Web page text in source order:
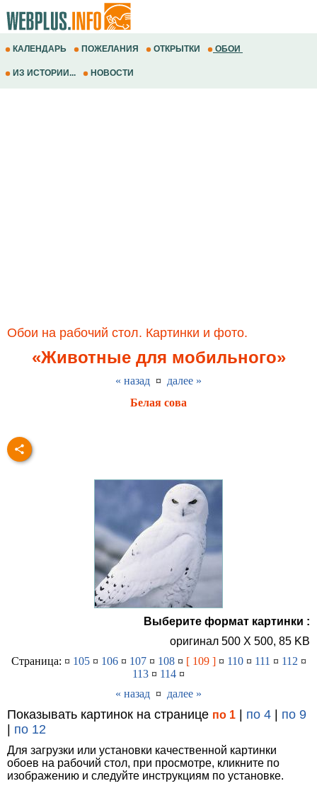
КАЛЕНДАРЬ ПОЖЕЛАНИЯ ОТКРЫТКИ ОБОИ
ИЗ ИСТОРИИ... НОВОСТИ
Обои на рабочий стол. Картинки и фото.
«Животные для мобильного»
« назад ¤ далее »
Белая сова
Выберите формат картинки :
оригинал 500 X 500, 85 KB
Страница: ¤ 105¤ 106¤ 107¤ 108¤ [ 109 ]¤ 110¤ 111 ¤ 112 ¤
113 ¤ 114 ¤
« назад ¤ далее »
Показывать картинок на странице по 1 | по 4 | по 9
| по 12
Для загрузки или установки качественной картинки
обоев на рабочий стол, при просмотре, кликните по
изображению и следуйте инструкциям по установке.